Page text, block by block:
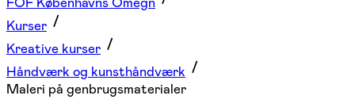
Kurser
Kreative kurser
Håndværk og kunsthåndværk
Maleri på genbrugsmaterialer